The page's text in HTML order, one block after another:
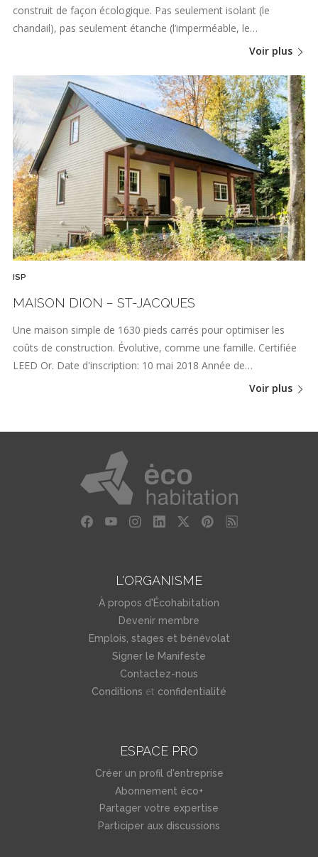
construit de façon écologique. Pas seulement isolant (le
chandail), pas seulement étanche (l’imperméable, le…
Voir plus
ISP
MAISON DION − ST-JACQUES
Une maison simple de 1630 pieds carrés pour optimiser les
coûts de construction. Évolutive, comme une famille. Certifiée
LEED Or. Date d'inscription: 10 mai 2018 Année de…
Voir plus
L'ORGANISME
À propos d'Écohabitation
Devenir membre
Emplois, stages et bénévolat
Signer le Manifeste
Contactez-nous
Conditions et confidentialité
ESPACE PRO
Créer un profil d'entreprise
Abonnement éco+
Partager votre expertise
Participer aux discussions